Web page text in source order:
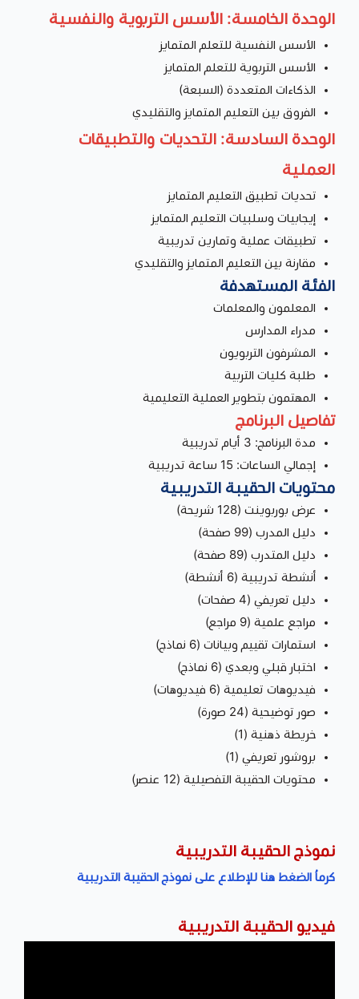
الوحدة الخامسة: الأسس التربوية والنفسية
الأسس النفسية للتعلم المتمايز
الأسس التربوية للتعلم المتمايز
الذكاءات المتعددة (السبعة)
الفروق بين التعليم المتمايز والتقليدي
الوحدة السادسة: التحديات والتطبيقات
العملية
تحديات تطبيق التعليم المتمايز
إيجابيات وسلبيات التعليم المتمايز
تطبيقات عملية وتمارين تدريبية
مقارنة بين التعليم المتمايز والتقليدي
الفئة المستهدفة
المعلمون والمعلمات
مدراء المدارس
المشرفون التربويون
طلبة كليات التربية
المهتمون بتطوير العملية التعليمية
تفاصيل البرنامج
مدة البرنامج: 3 أيام تدريبية
إجمالي الساعات: 15 ساعة تدريبية
محتويات الحقيبة التدريبية
عرض بوربوينت (128 شريحة)
دليل المدرب (99 صفحة)
دليل المتدرب (89 صفحة)
أنشطة تدريبية (6 أنشطة)
دليل تعريفي (4 صفحات)
مراجع علمية (9 مراجع)
استمارات تقييم وبيانات (6 نماذج)
اختبار قبلي وبعدي (6 نماذج)
فيديوهات تعليمية (6 فيديوهات)
صور توضيحية (24 صورة)
خريطة ذهنية (1)
بروشور تعريفي (1)
محتويات الحقيبة التفصيلية (12 عنصر)
نموذج الحقيبة التدريبية
كرماُ الضغط هنا للإطلاع على نموذج الحقيبة التدريبية
فيديو الحقيبة التدريبية